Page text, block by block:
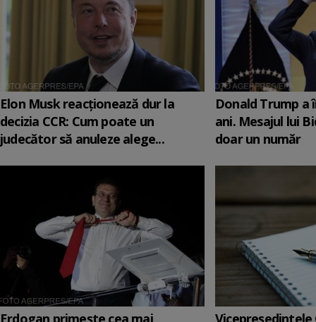
Elon Musk reacționează dur la
decizia CCR: Cum poate un
judecător să anuleze alege...
Donald Trump a
ani. Mesajul lui
doar un număr
Erdogan primește cea mai
Vicepreşedintele